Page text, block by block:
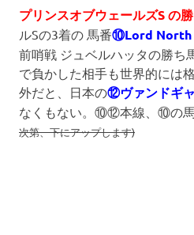
プリンスオブウェールズS の
ルSの3着の 馬番⑩Lord North
前哨戦 ジュベルハッタの勝ち
で負かした相手も世界的には
外だと、日本の⑫ヴァンドギ
なくもない。⑩⑫本線、⑩の
次第、下にアップします)